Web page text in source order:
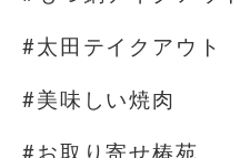
#太田テイクアウト
#美味しい焼肉
#お取り寄せ椿苑